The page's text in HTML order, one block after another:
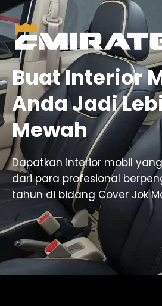
Buat Interior
Anda Jadi
Mewah
Dapatkan interior mobil
dari para profesional
tahun di bidang Cover Jok